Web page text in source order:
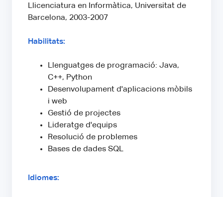
Llicenciatura en Informàtica, Universitat de
Barcelona, 2003-2007
Habilitats:
Llenguatges de programació: Java,
C++, Python
Desenvolupament d'aplicacions mòbils
i web
Gestió de projectes
Lideratge d'equips
Resolució de problemes
Bases de dades SQL
Idiomes: